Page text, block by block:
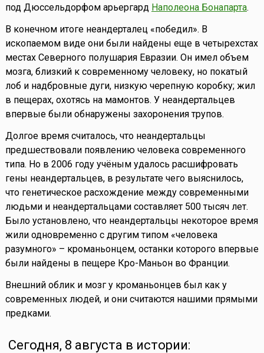
под Дюссельдорфом арьергард Наполеона Бонапарта.
В конечном итоге неандерталец «победил». В
ископаемом виде они были найдены еще в четырехстах
местах Северного полушария Евразии. Он имел объем
мозга, близкий к современному человеку, но покатый
лоб и надбровные дуги, низкую черепную коробку; жил
в пещерах, охотясь на мамонтов. У неандертальцев
впервые были обнаружены захоронения трупов.
Долгое время считалось, что неандертальцы
предшествовали появлению человека современного
типа. Но в 2006 году учёным удалось расшифровать
гены неандертальцев, в результате чего выяснилось,
что генетическое расхождение между современными
людьми и неандертальцами составляет 500 тысяч лет.
Было установлено, что неандертальцы некоторое время
жили одновременно с другим типом «человека
разумного» – кроманьонцем, останки которого впервые
были найдены в пещере Кро-Маньон во Франции.
Внешний облик и мозг у кроманьонцев был как у
современных людей, и они считаются нашими прямыми
предками.
Сегодня, 8 августа в истории: